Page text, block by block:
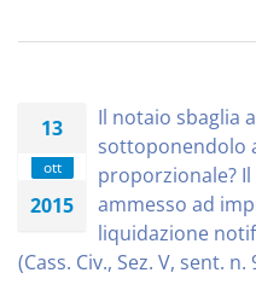
13
ott
2015
Il notaio sbaglia
sottoponendolo
proporzionale?
ammesso ad
liquidazione
(Cass. Civ., Sez. V, sent.